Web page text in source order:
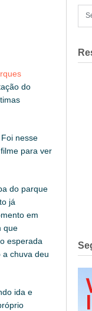
do
nesse
para ver
do parque
já
em
que
esperada
a chuva deu
ida e